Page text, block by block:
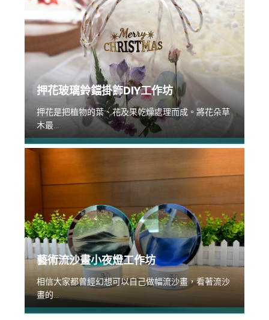
押花玻璃鈴鐺掛飾DIY工作坊
押花是把植物的葉、花及果乾燥處理而成。將花朵草
木最...
藝術流沙畫小夜燈工作坊
相信大家都曾經幻想可以自己做幅流沙畫，看著流沙
畫的...